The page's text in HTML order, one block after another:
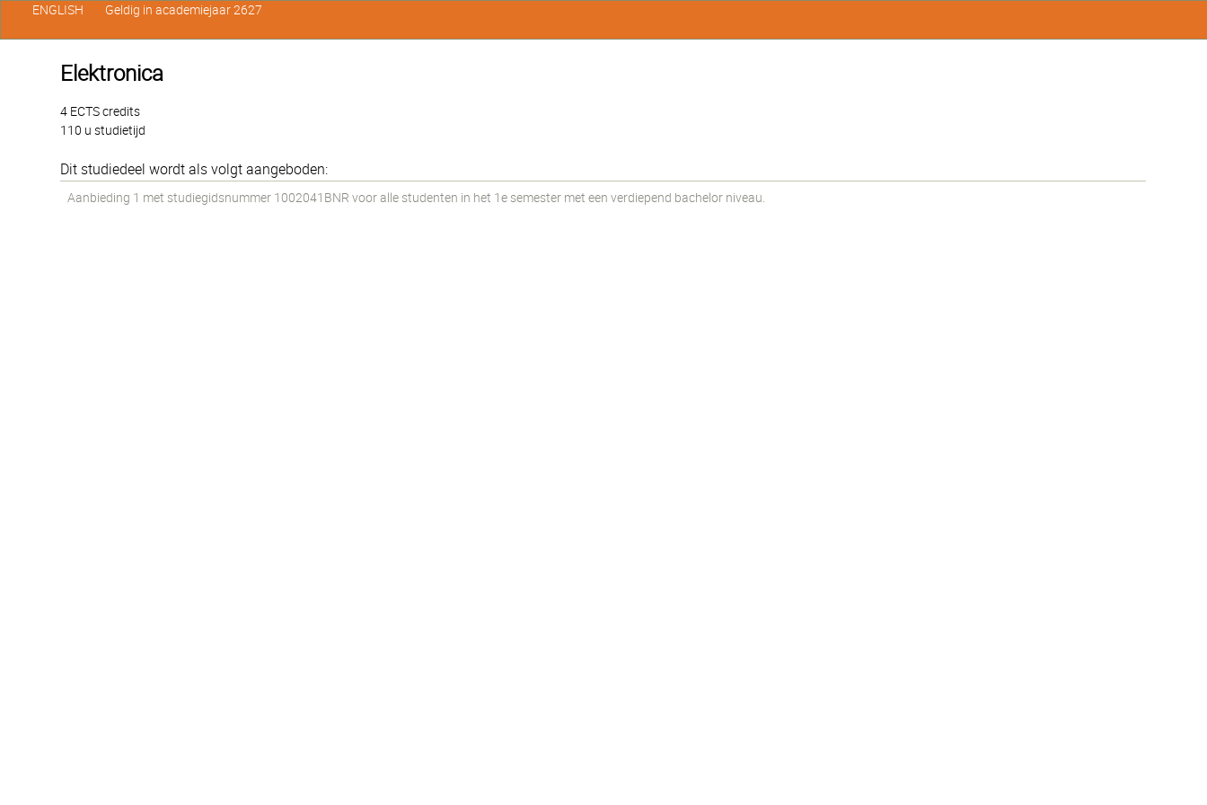
Elektronica
4 ECTS credits
110 u studietijd
Dit studiedeel wordt als volgt aangeboden:
Aanbieding 1 met studiegidsnummer 1002041BNR voor alle studenten in het 1e semester met een verdiepend bachelor niveau.
ENGLISH Geldig in academiejaar 2627